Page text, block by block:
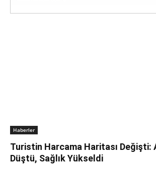
Haberler
Turistin Harcama Haritası Değişti:
Düştü, Sağlık Yükseldi